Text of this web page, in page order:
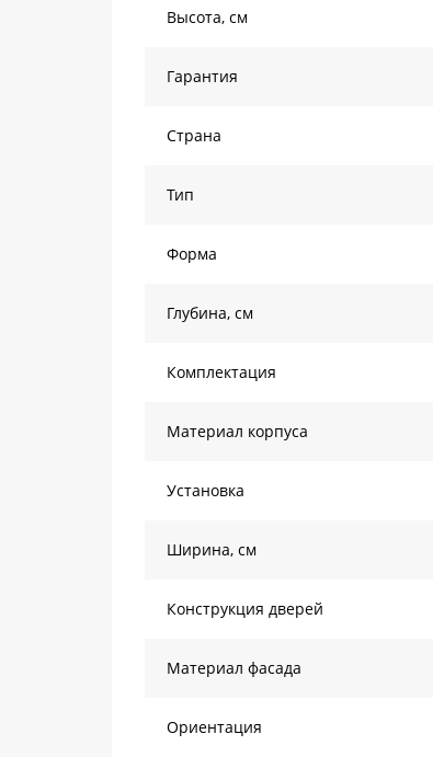
Высота, см
Гарантия
Страна
Тип
Форма
Глубина, см
Комплектация
Материал корпуса
Установка
Ширина, см
Конструкция дверей
Материал фасада
Ориентация